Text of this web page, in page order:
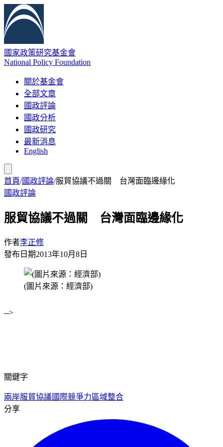
國家政策研究基金會
National Policy Foundation
關於基金會
全部文章
國政評論
國政分析
國政研究
最新消息
English
首頁/國政評論/服貿協議不過關 台灣面臨邊緣化
國政評論
服貿協議不過關 台灣面臨邊緣化
作者李正修
發布日期2013年10月8日
(圖片來源：經濟部)
-->
關鍵字
兩岸服貿協議國際競爭力區域整合
分享